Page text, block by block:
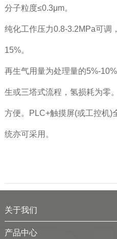
分子粒度≤0.3μm。
纯化工作压力0.8-3.2MPa可调
15%。
再生气用量为处理量的5%-
生或三塔式流程，氢损耗为零
方便。PLC+触摸屏(或工控机)
统亦可采用。
关于我们
公司简介
产品中心